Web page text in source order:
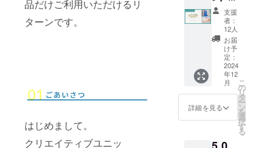
品だけご利用いただけるリ
ターンです。
はじめまして。
クリエイティブユニッ
了承く
ださ
い。 ・
来店時
にご利
用いた
だけま
す。ス
タッフ
に紙チ
ケット
内容で
す。
ーーー
ーーー
ーーー
ー ・お
礼メッ
セージ
ソグラ
フで印
刷した
卓上カ
レン
ダー
2025年
版をお
送りし
ます！
ーーー
ーーー
ーーー
リジナ
支援
者：
12人
お届
け予
定：
2024
年12
月
詳細を見る
こ
の
リ
タ
ー
ン
を
選
択
す
る